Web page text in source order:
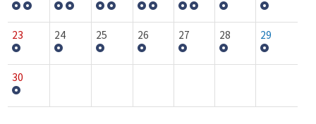
23 24 25 26 27 28 29
30